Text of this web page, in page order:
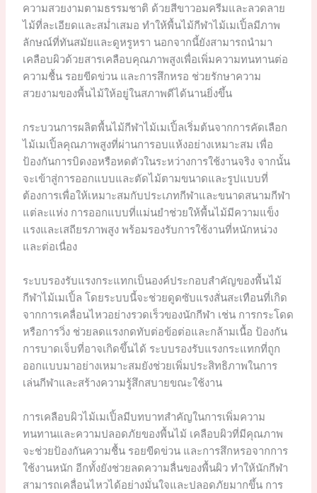
ความสวยงามตามธรรมชาติ ด้วยสีขาวอมครีมและลวดลาย
ไม้ที่ละเอียดและสม่ำเสมอ ทำให้พื้นไม้กีฬาไม้เมเปิ้ลมีภาพ
ลักษณ์ที่ทันสมัยและดูหรูหรา นอกจากนี้ยังสามารถนำมา
เคลือบผิวด้วยสารเคลือบคุณภาพสูงเพื่อเพิ่มความทนทานต่อ
ความชื้น รอยขีดข่วน และการสึกหรอ ช่วยรักษาความ
สวยงามของพื้นไม้ให้อยู่ในสภาพดีได้นานยิ่งขึ้น
กระบวนการผลิตพื้นไม้กีฬาไม้เมเปิ้ลเริ่มต้นจากการคัดเลือก
ไม้เมเปิ้ลคุณภาพสูงที่ผ่านการอบแห้งอย่างเหมาะสม เพื่อ
ป้องกันการบิดงอหรือหดตัวในระหว่างการใช้งานจริง จากนั้น
จะเข้าสู่การออกแบบและตัดไม้ตามขนาดและรูปแบบที่
ต้องการเพื่อให้เหมาะสมกับประเภทกีฬาและขนาดสนามกีฬา
แต่ละแห่ง การออกแบบที่แม่นยำช่วยให้พื้นไม้มีความแข็ง
แรงและเสถียรภาพสูง พร้อมรองรับการใช้งานที่หนักหน่วง
และต่อเนื่อง
ระบบรองรับแรงกระแทกเป็นองค์ประกอบสำคัญของพื้นไม้
กีฬาไม้เมเปิ้ล โดยระบบนี้จะช่วยดูดซับแรงสั่นสะเทือนที่เกิด
จากการเคลื่อนไหวอย่างรวดเร็วของนักกีฬา เช่น การกระโดด
หรือการวิ่ง ช่วยลดแรงกดทับต่อข้อต่อและกล้ามเนื้อ ป้องกัน
การบาดเจ็บที่อาจเกิดขึ้นได้ ระบบรองรับแรงกระแทกที่ถูก
ออกแบบมาอย่างเหมาะสมยังช่วยเพิ่มประสิทธิภาพในการ
เล่นกีฬาและสร้างความรู้สึกสบายขณะใช้งาน
การเคลือบผิวไม้เมเปิ้ลมีบทบาทสำคัญในการเพิ่มความ
ทนทานและความปลอดภัยของพื้นไม้ เคลือบผิวที่มีคุณภาพ
จะช่วยป้องกันความชื้น รอยขีดข่วน และการสึกหรอจากการ
ใช้งานหนัก อีกทั้งยังช่วยลดความลื่นของพื้นผิว ทำให้นักกีฬา
สามารถเคลื่อนไหวได้อย่างมั่นใจและปลอดภัยมากขึ้น การ